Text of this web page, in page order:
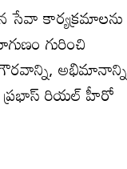
సేవా కార్యక్రమాలను
గురించి
అభిమానాన్ని
ప్రభాస్ రియల్ హీరో